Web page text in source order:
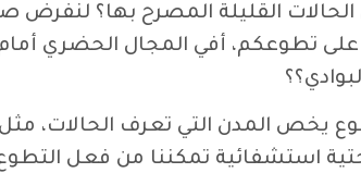
الحالات القليلة المصرح بها؟
تطوعكم، أفي المجال الحضري أمام
يخص المدن التي تعرف الحالات،
استشفائية تمكننا من فعل